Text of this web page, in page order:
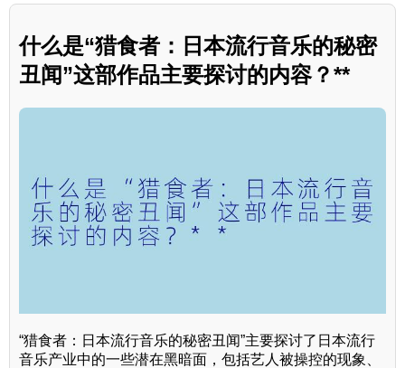
什么是“猎食者：日本流行音乐的秘密
丑闻”这部作品主要探讨的内容？**
“猎食者：日本流行音乐的秘密丑闻”主要探讨了日本流行
音乐产业中的一些潜在黑暗面，包括艺人被操控的现象、